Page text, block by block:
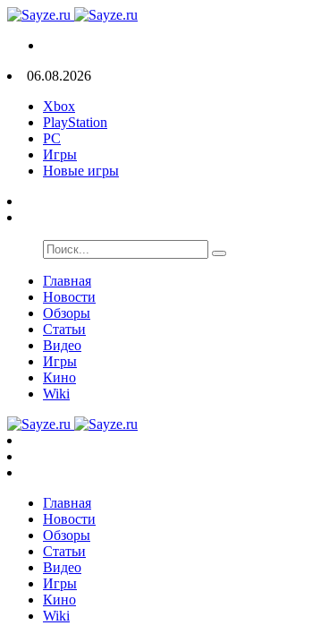
06.08.2026
Xbox
PlayStation
PC
Игры
Новые игры
Главная
Новости
Обзоры
Статьи
Видео
Игры
Кино
Wiki
Главная
Новости
Обзоры
Статьи
Видео
Игры
Кино
Wiki